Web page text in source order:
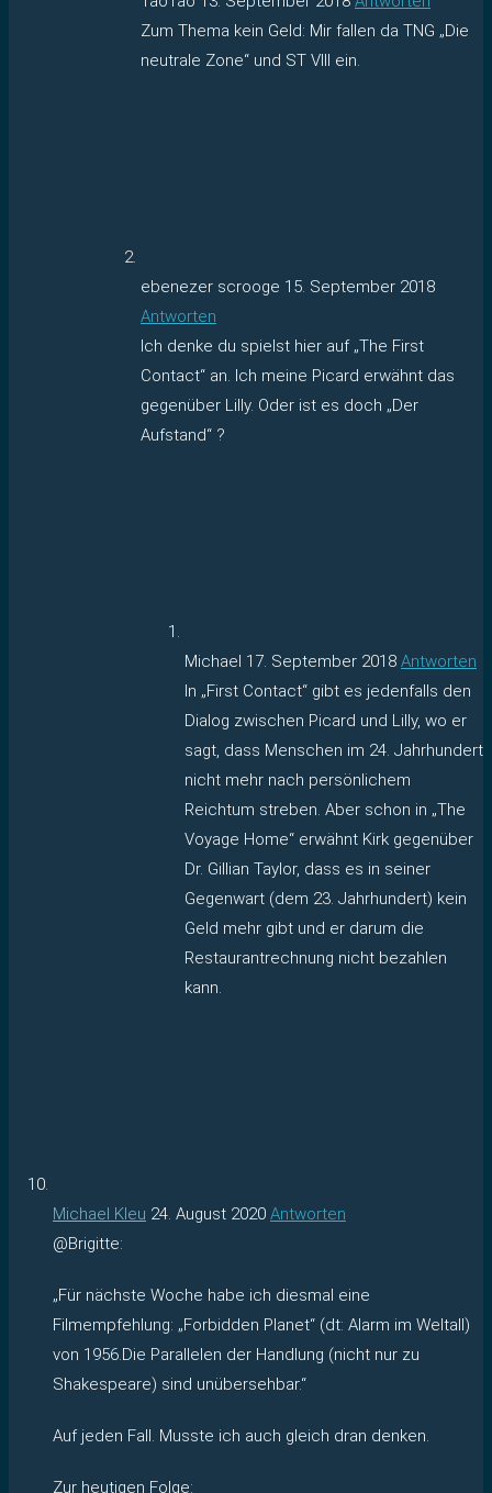
Zum Thema kein Geld: Mir fallen da TNG „Die
neutrale Zone“ und ST VIII ein.
ebenezer scrooge 15. September 2018
Antworten
Ich denke du spielst hier auf „The First
Contact“ an. Ich meine Picard erwähnt das
gegenüber Lilly. Oder ist es doch „Der
Aufstand“ ?
Michael 17. September 2018 Antworten
In „First Contact“ gibt es jedenfalls den
Dialog zwischen Picard und Lilly, wo er
sagt, dass Menschen im 24. Jahrhundert
nicht mehr nach persönlichem
Reichtum streben. Aber schon in „The
Voyage Home“ erwähnt Kirk gegenüber
Dr. Gillian Taylor, dass es in seiner
Gegenwart (dem 23. Jahrhundert) kein
Geld mehr gibt und er darum die
Restaurantrechnung nicht bezahlen
kann.
Michael Kleu 24. August 2020 Antworten
@Brigitte:
„Für nächste Woche habe ich diesmal eine
Filmempfehlung: „Forbidden Planet“ (dt: Alarm im Weltall)
von 1956.Die Parallelen der Handlung (nicht nur zu
Shakespeare) sind unübersehbar.“
Auf jeden Fall. Musste ich auch gleich dran denken.
Zur heutigen Folge: